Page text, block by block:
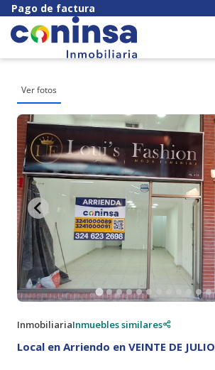
Pago de factura
Ver fotos
InmobiliariaInmuebles similares
Local en Arriendo en VEINTE DE JULIO